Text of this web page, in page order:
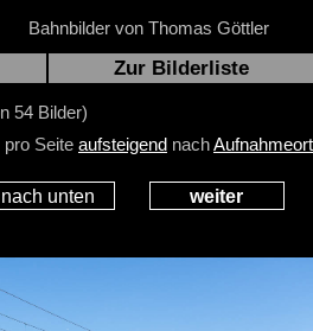
Bahnbilder von Thomas Göttler
Zur Bilderliste
54 Bilder)
pro Seite aufsteigend nachAufnahmeort
nach unten weiter